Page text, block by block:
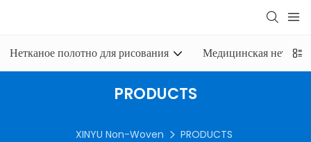
Нетканое полотно для рисования Медицинская
PRODUCTS
XINYU Non-Woven
PRODUCTS